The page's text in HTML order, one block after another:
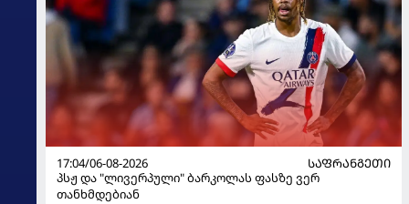
17:04/06-08-2026
ᲡᲐᲤᲠᲐᲜᲒᲔᲗᲘ
პსჟ და "ლივერპული" ბარკოლას ფასზე ვერ
თანხმდებიან